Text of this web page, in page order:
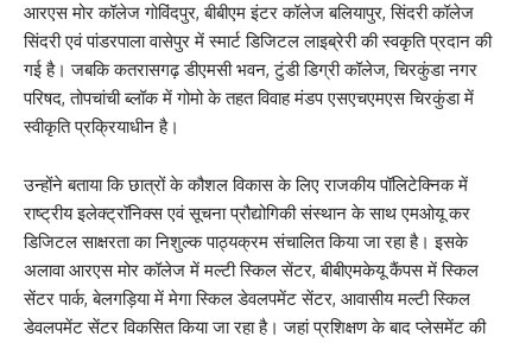
आरएस मोर कॉलेज गोविंदपुर, बीबीएम इंटर कॉलेज बलियापुर, सिंदरी कॉलेज
सिंदरी एवं पांडरपाला वासेपुर में स्मार्ट डिजिटल लाइब्रेरी की स्वकृति प्रदान की
गई है। जबकि कतरासगढ़ डीएमसी भवन, टुंडी डिग्री कॉलेज, चिरकुंडा नगर
परिषद, तोपचांची ब्लॉक में गोमो के तहत विवाह मंडप एसएचएमएस चिरकुंडा में
स्वीकृति प्रक्रियाधीन है।
उन्होंने बताया कि छात्रों के कौशल विकास के लिए राजकीय पॉलिटेक्निक में
राष्ट्रीय इलेक्ट्रॉनिक्स एवं सूचना प्रौद्योगिकी संस्थान के साथ एमओयू कर
डिजिटल साक्षरता का निशुल्क पाठ्यक्रम संचालित किया जा रहा है। इसके
अलावा आरएस मोर कॉलेज में मल्टी स्किल सेंटर, बीबीएमकेयू कैंपस में स्किल
सेंटर पार्क, बेलगड़िया में मेगा स्किल डेवलपमेंट सेंटर, आवासीय मल्टी स्किल
डेवलपमेंट सेंटर विकसित किया जा रहा है। जहां प्रशिक्षण के बाद प्लेसमेंट की